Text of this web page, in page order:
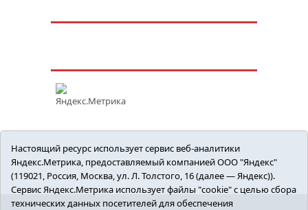
Настоящий ресурс использует сервис веб-аналитики
Яндекс.Метрика, предоставляемый компанией ООО "Яндекс"
(119021, Россия, Москва, ул. Л. Толстого, 16 (далее — Яндекс)).
Сервис Яндекс.Метрика использует файлы "cookie" с целью сбора
технических данных посетителей для обеспечения